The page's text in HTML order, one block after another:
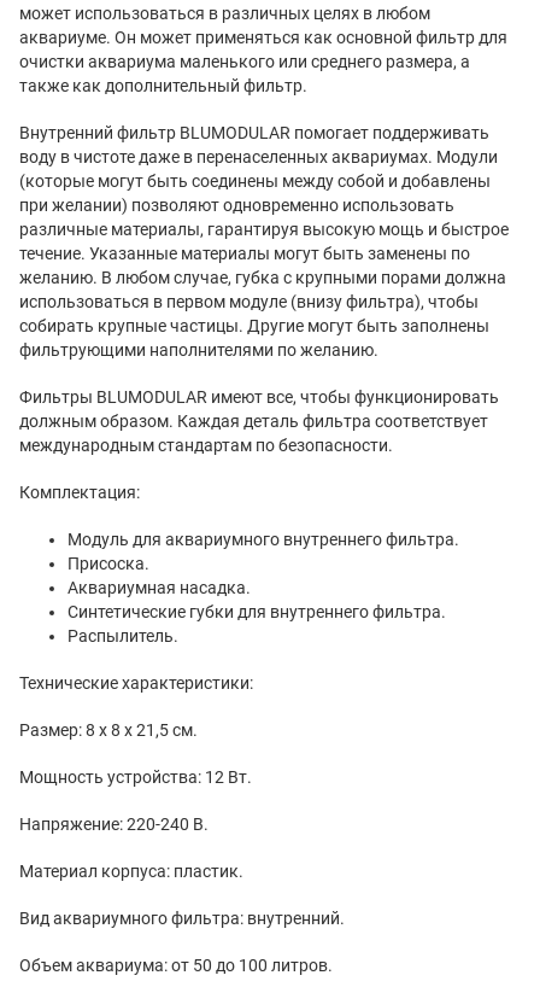
может использоваться в различных целях в любом
аквариуме. Он может применяться как основной фильтр для
очистки аквариума маленького или среднего размера, а
также как дополнительный фильтр.
Внутренний фильтр BLUMODULAR помогает поддерживать
воду в чистоте даже в перенаселенных аквариумах. Модули
(которые могут быть соединены между собой и добавлены
при желании) позволяют одновременно использовать
различные материалы, гарантируя высокую мощь и быстрое
течение. Указанные материалы могут быть заменены по
желанию. В любом случае, губка с крупными порами должна
использоваться в первом модуле (внизу фильтра), чтобы
собирать крупные частицы. Другие могут быть заполнены
фильтрующими наполнителями по желанию.
Фильтры BLUMODULAR имеют все, чтобы функционировать
должным образом. Каждая деталь фильтра соответствует
международным стандартам по безопасности.
Комплектация:
Модуль для аквариумного внутреннего фильтра.
Присоска.
Аквариумная насадка.
Синтетические губки для внутреннего фильтра.
Распылитель.
Технические характеристики:
Размер: 8 х 8 х 21,5 см.
Мощность устройства: 12 Вт.
Напряжение: 220-240 В.
Материал корпуса: пластик.
Вид аквариумного фильтра: внутренний.
Объем аквариума: от 50 до 100 литров.